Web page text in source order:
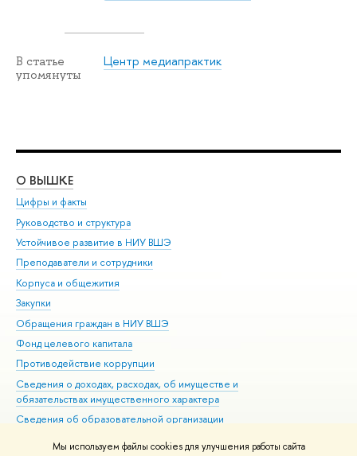
Мы используем файлы cookies для улучшения работы сайта
В статье
упомянуты
Центр медиапрактик
О ВЫШКЕ
Цифры и факты
Руководство и структура
Устойчивое развитие в НИУ ВШЭ
Преподаватели и сотрудники
Корпуса и общежития
Закупки
Обращения граждан в НИУ ВШЭ
Фонд целевого капитала
Противодействие коррупции
Сведения о доходах, расходах, об имуществе и
обязательствах имущественного характера
Сведения об образовательной организации
Людям с ограниченными возможностями здоровья